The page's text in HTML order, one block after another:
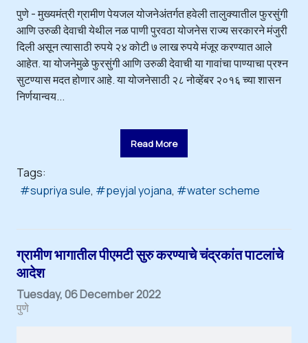
पुणे - मुख्यमंत्री ग्रामीण पेयजल योजनेअंतर्गत हवेली तालुक्यातील फुरसुंगी
आणि उरुळी देवाची येथील नळ पाणी पुरवठा योजनेस राज्य सरकारने मंजुरी
दिली असून त्यासाठी रुपये २४ कोटी ७ लाख रुपये मंजूर करण्यात आले
आहेत. या योजनेमुळे फुरसुंगी आणि उरुळी देवाची या गावांचा पाण्याचा प्रश्न
सुटण्यास मदत होणार आहे. या योजनेसाठी २८ नोव्हेंबर २०१६ च्या शासन
निर्णयान्वय...
Read More
Tags:
supriya sule
peyjal yojana water scheme
ग्रामीण भागातील पीएमटी सुरु करण्याचे चंद्रकांत पाटलांचे
आदेश
Tuesday, 06 December 2022
पुणे